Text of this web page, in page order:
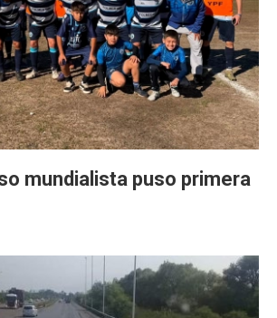
mundialista puso primera